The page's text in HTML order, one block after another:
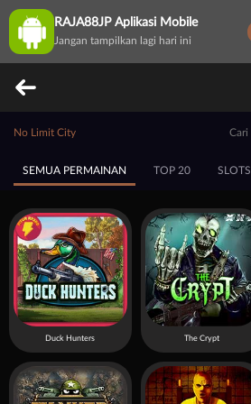
RAJA88JP Aplikasi Mobile
Jangan tampilkan lagi hari ini
No Limit City
SEMUA PERMAINAN TOP 20 SLOTS
Duck Hunters The Crypt